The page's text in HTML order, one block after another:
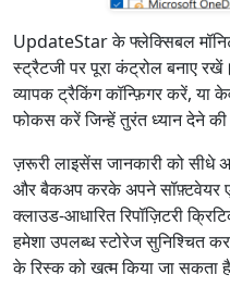
UpdateStar के फ्लेक्सिबल
स्ट्रैटजी पर पूरा कंट्रोल बनाए
व्यापक ट्रैकिंग कॉन्फ़िगर करें, या
फोकस करें जिन्हें तुरंत ध्यान देने
ज़रूरी लाइसेंस जानकारी को
और बैकअप करके अपने सॉफ़्टवेयर
क्लाउड-आधारित रिपॉज़िटरी
हमेशा उपलब्ध स्टोरेज सुनिश्चित
के रिस्क को खत्म किया जा सकता